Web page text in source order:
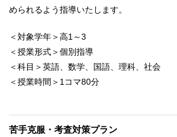
められるよう指導いたします。
＜対象学年＞高1～3
＜授業形式＞個別指導
＜科目＞英語、数学、国語、理科、社会
＜授業時間＞1コマ80分
苦手克服・考査対策プラン